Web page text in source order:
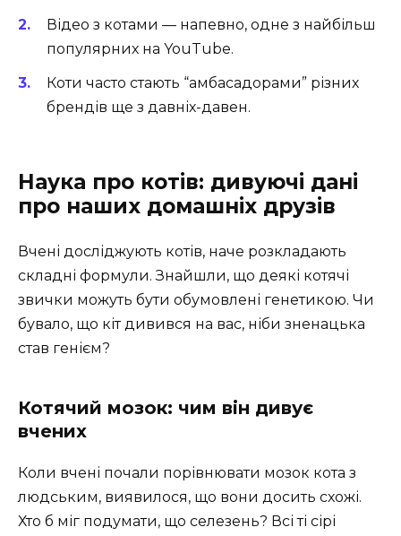
Відео з котами — напевно, одне з найбільш
популярних на YouTube.
Коти часто стають “амбасадорами” різних
брендів ще з давніх-давен.
Наука про котів: дивуючі дані
про наших домашніх друзів
Вчені досліджують котів, наче розкладають
складні формули. Знайшли, що деякі котячі
звички можуть бути обумовлені генетикою. Чи
бувало, що кіт дивився на вас, ніби зненацька
став генієм?
Котячий мозок: чим він дивує
вчених
Коли вчені почали порівнювати мозок кота з
людським, виявилося, що вони досить схожі.
Хто б міг подумати, що селезень? Всі ті сірі